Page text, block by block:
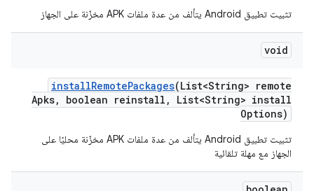
تثبيت تطبيق Android يتألف من عدة ملفات APK مخزّنة على الجهاز
void
installRemotePackages(List<String> remote
Apks, boolean reinstall ,
List<String> install
Options)
تثبيت تطبيق Android يتألف من عدة ملفات APK مخزّنة محليًا على
الجهاز مع مهلة تلقائية